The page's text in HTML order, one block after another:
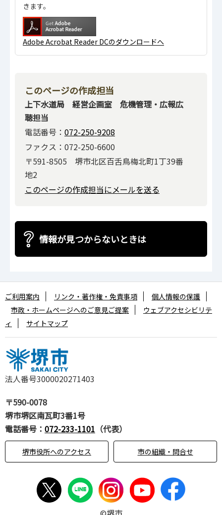
きます。
Adobe Acrobat Reader DCのダウンロードへ
このページの作成担当
上下水道局 経営企画室 危機管理・広報広
聴担当
電話番号： 072-250-9208
ファクス：072-250-6600
〒591-8505 堺市北区百舌鳥梅北町1丁39番
地2
このページの作成担当にメールを送る
情報が見つからないときは
法人番号3000020271403
〒590-0078
堺市堺区南瓦町3番1号
電話番号： 072-233-1101 （代表）
堺市役所へのアクセス 市の組織・問合せ
ご利用案内 リンク・著作権・免責事項
個人情報の保護
市政・ホームページへのご意見ご提案
ウェブアクセシビリテ
ィ
サイトマップ